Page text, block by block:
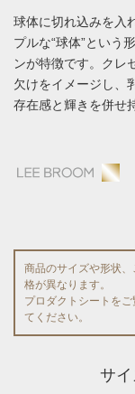
球体に切れ込みを入
プルな“球体”という
ンが特徴です。クレ
欠けをイメージし、
存在感と輝きを併せ
商品のサイズや形状
格が異なります。
プロダクトシートを
てください。
サ